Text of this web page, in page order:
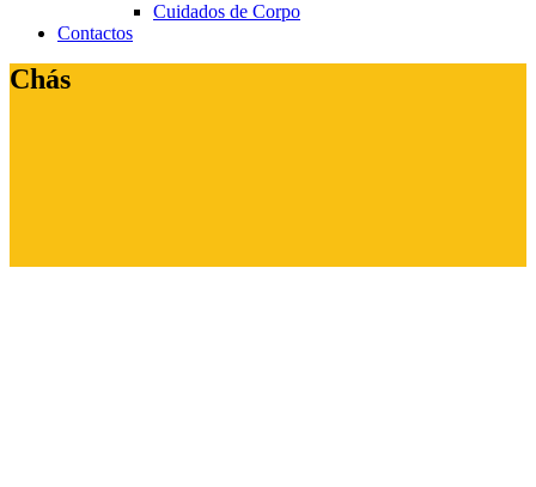
Cuidados de Corpo
Contactos
Chás